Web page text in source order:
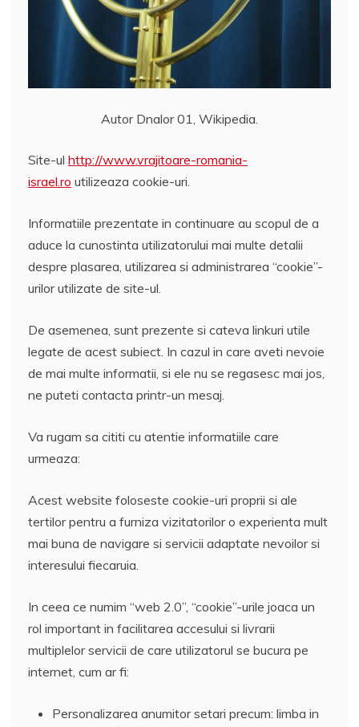
Autor Dnalor 01, Wikipedia.
Site-ul http://www.vrajitoare-romania-
israel.ro utilizeaza cookie-uri.
Informatiile prezentate in continuare au scopul de a
aduce la cunostinta utilizatorului mai multe detalii
despre plasarea, utilizarea si administrarea “cookie”-
urilor utilizate de site-ul.
De asemenea, sunt prezente si cateva linkuri utile
legate de acest subiect. In cazul in care aveti nevoie
de mai multe informatii, si ele nu se regasesc mai jos,
ne puteti contacta printr-un mesaj.
Va rugam sa cititi cu atentie informatiile care
urmeaza:
Acest website foloseste cookie-uri proprii si ale
tertilor pentru a furniza vizitatorilor o experienta mult
mai buna de navigare si servicii adaptate nevoilor si
interesului fiecaruia.
In ceea ce numim “web 2.0”, “cookie”-urile joaca un
rol important in facilitarea accesului si livrarii
multiplelor servicii de care utilizatorul se bucura pe
internet, cum ar fi:
Personalizarea anumitor setari precum: limba in